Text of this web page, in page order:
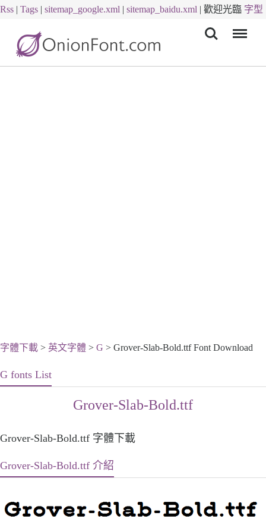
Rss | Tags | sitemap_google.xml | sitemap_baidu.xml | 歡迎光臨 字型
字體下載 > 英文字體 > G > Grover-Slab-Bold.ttf Font Download
G fonts List
Grover-Slab-Bold.ttf
Grover-Slab-Bold.ttf 字體下載
Grover-Slab-Bold.ttf 介紹